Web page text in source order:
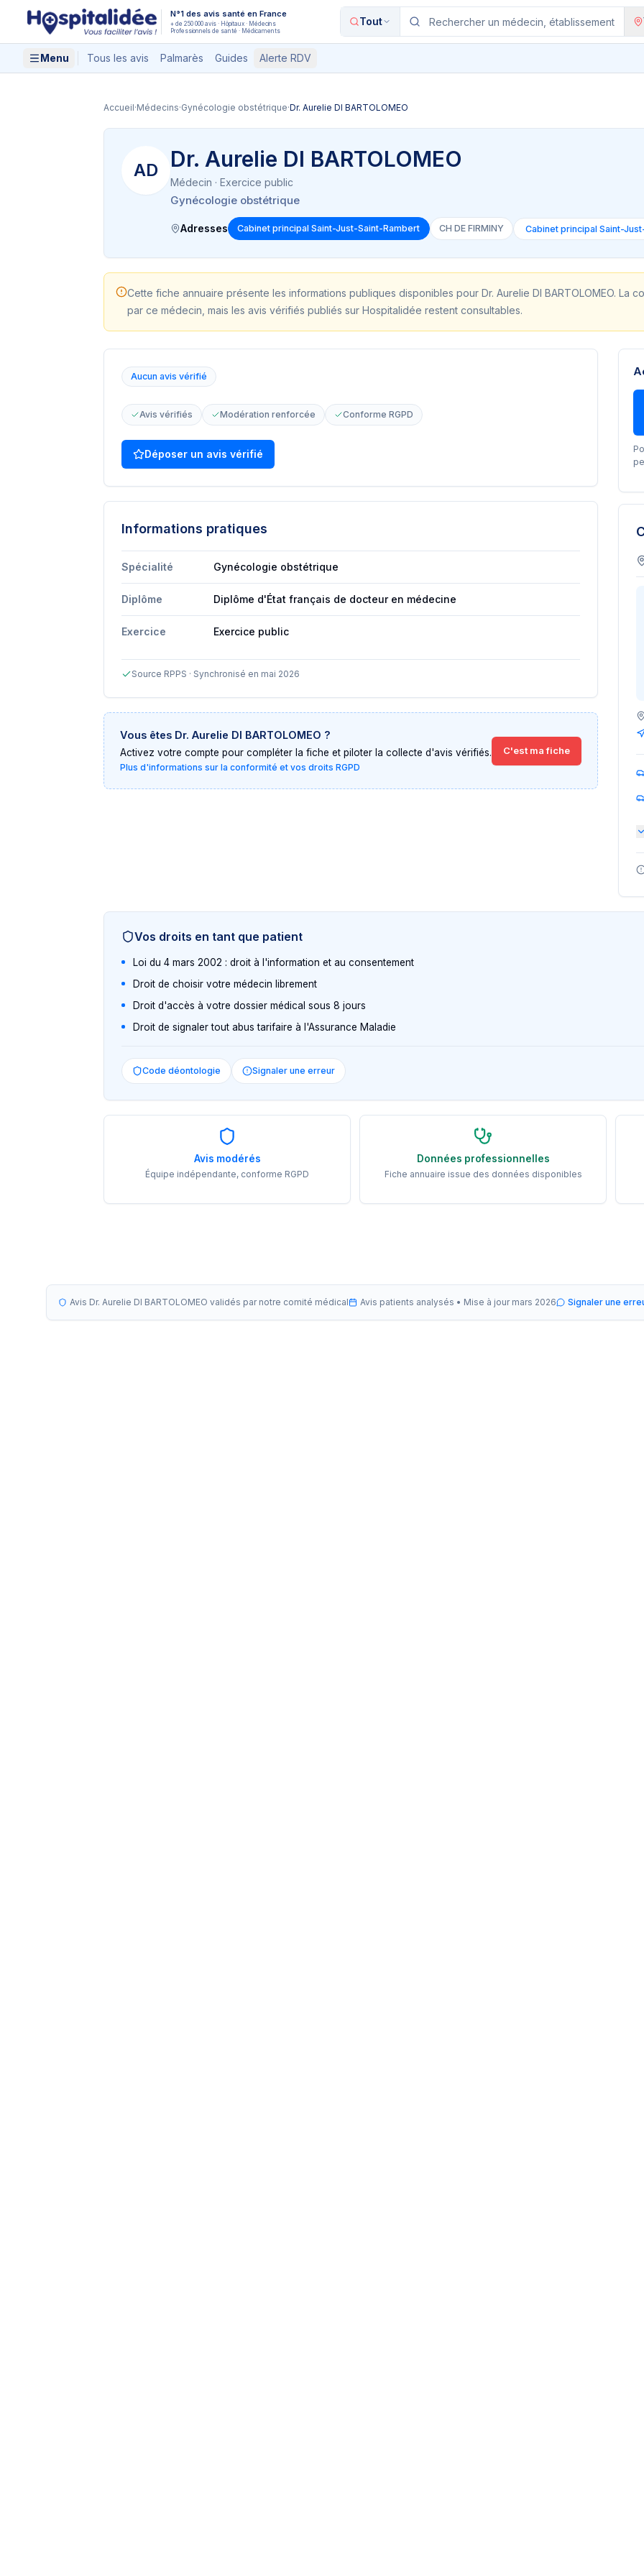
Aller au contenu principal N°1 des avis santé en France
+ de 250 000 avis · Hôpitaux · Médecins
Professionnels de santé · Médicaments
Tout
Menu Tous les avis Palmarès Guides Alerte RDV
Accueil·Médecins·Gynécologie obstétrique·Dr. Aurelie DI BARTOLOMEO
AD Dr. Aurelie DI BARTOLOMEO
Médecin · Exercice public
Gynécologie obstétrique
Adresses Cabinet principal Saint-Just-Saint-Rambert CH DE FIRMINY
Cette fiche annuaire présente les informations publiques disponibles pour Dr. Aurelie DI BARTOLOMEO. La
par ce médecin, mais les avis vérifiés publiés sur Hospitalidée restent consultables.
Aucun avis vérifié
Avis vérifiés Modération renforcée Conforme RGPD
Déposer un avis vérifié
Informations pratiques
Spécialité Gynécologie obstétrique
Diplôme Diplôme d'État français de docteur en médecine
Exercice Exercice public
Source RPPS · Synchronisé en mai 2026
Vous êtes Dr. Aurelie DI BARTOLOMEO ?
Activez votre compte pour compléter la fiche et piloter la collecte d'avis vérifiés.
Plus d'informations sur la conformité et vos droits RGPD
C'est ma fiche
Vos droits en tant que patient
Loi du 4 mars 2002 : droit à l'information et au consentement
Droit de choisir votre médecin librement
Droit d'accès à votre dossier médical sous 8 jours
Droit de signaler tout abus tarifaire à l'Assurance Maladie
Code déontologie Signaler une erreur
Avis modérés
Équipe indépendante, conforme RGPD
Données professionnelles
Fiche annuaire issue des données disponibles
Avis Dr. Aurelie DI BARTOLOMEO validés par notre comité médical Avis patients analysés • Mise à jour mars 2026 Signaler une